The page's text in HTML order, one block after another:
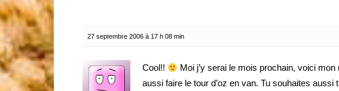
27 septembre 2006 à 17 h 08 min
Cool!! Moi j’y serai le mois prochain, voici
aussi faire le tour d’oz en van. Tu souhaites aussi